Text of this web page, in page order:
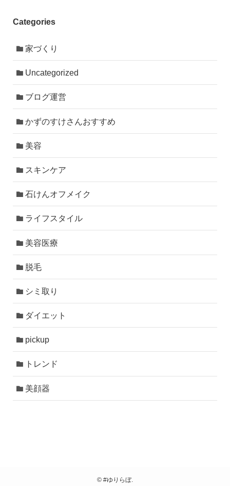
Categories
家づくり
Uncategorized
ブログ運営
かずのすけさんおすすめ
美容
スキンケア
石けんオフメイク
ライフスタイル
美容医療
脱毛
シミ取り
ダイエット
pickup
トレンド
美顔器
© #ゆりらぼ.